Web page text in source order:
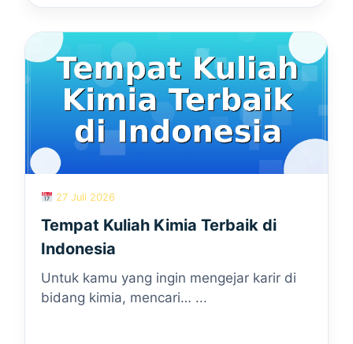
27 Juli 2026
Tempat Kuliah Kimia Terbaik di
Indonesia
Untuk kamu yang ingin mengejar karir di
bidang kimia, mencari… ...